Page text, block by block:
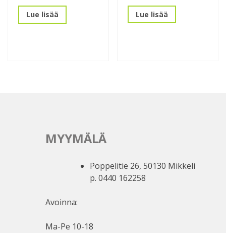
Lue lisää Lue lisää
MYYMÄLÄ
Poppelitie 26, 50130 Mikkeli
p. 0440 162258
Avoinna:
Ma-Pe 10-18